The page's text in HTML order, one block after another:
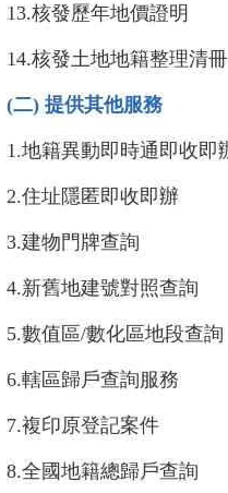
13.核發歷年地價證明
14.核發土地地籍整理清
(二) 提供其他服務
1.地籍異動即時通即收即
2.住址隱匿即收即辦
3.建物門牌查詢
4.新舊地建號對照查詢
5.數值區/數化區地段查詢
6.轄區歸戶查詢服務
7.複印原登記案件
8.全國地籍總歸戶查詢